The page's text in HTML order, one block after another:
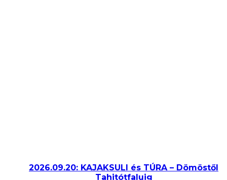
2026.09.20: KAJAKSULI és TÚRA – Dömöstől
Tahitótfaluig